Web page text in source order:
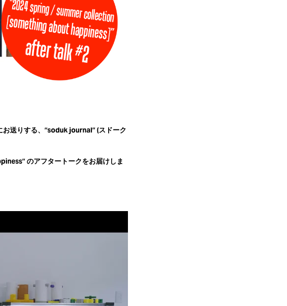
送りする、“soduk journal” (スドーク
のアフタートークをお届けしま